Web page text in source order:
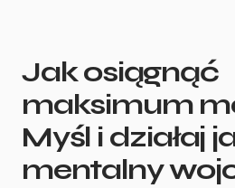
Jak osiągnąć
maksimum
Myśl i działaj
mentalny